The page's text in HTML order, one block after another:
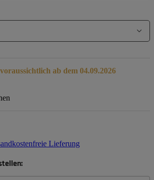
ab dem 04.09.2026
Lieferung